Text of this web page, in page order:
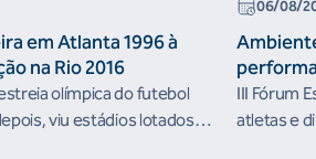
em Atlanta 1996 à
na Rio 2016
olímpica do futebol
viu estádios lotados
06/08/
III Fórum
atletas e